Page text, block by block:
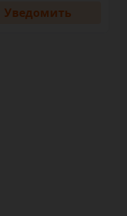
Уведомить